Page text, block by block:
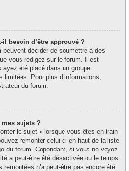
besoin d’être approuvé ?
peuvent décider de soumettre à des
vous rédigez sur le forum. Il est
ayez été placé dans un groupe
limitées. Pour plus d’informations,
du forum.
sujets ?
le sujet » lorsque vous êtes en train
remonter celui-ci en haut de la liste
du forum. Cependant, si vous ne voyez
a peut-être été désactivée ou le temps
remontées n’a peut-être pas encore été